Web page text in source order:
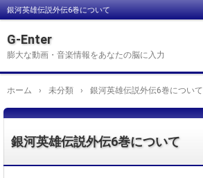
銀河英雄伝説外伝6巻について
G-Enter
膨大な動画・音楽情報をあなたの脳に入力
ホーム › 未分類 › 銀河英雄伝説外伝6巻について
銀河英雄伝説外伝6巻について